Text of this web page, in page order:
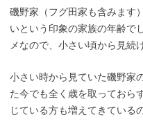
磯野家（フグ田家も含みます
いという印象の家族の年齢で
メなので、小さい頃から見続
小さい時から見ていた磯野家
た今でも全く歳を取っておら
じている方も増えてきている